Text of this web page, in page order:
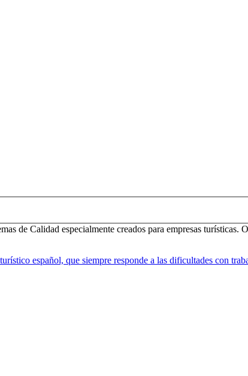
de Calidad especialmente creados para empresas turísticas.
español, que siempre responde a las dificultades con